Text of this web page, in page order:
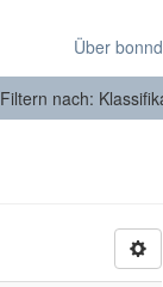
Über
Filtern nach: